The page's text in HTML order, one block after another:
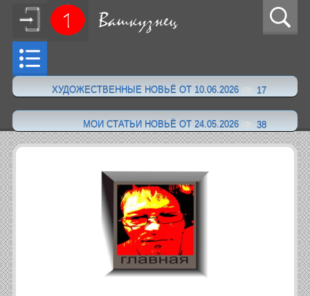
ХУДОЖЕСТВЕННЫЕ НОВЬЁ ОТ 10.06.2026 17
МОИ СТАТЬИ НОВЬЁ ОТ 24.05.2026 38